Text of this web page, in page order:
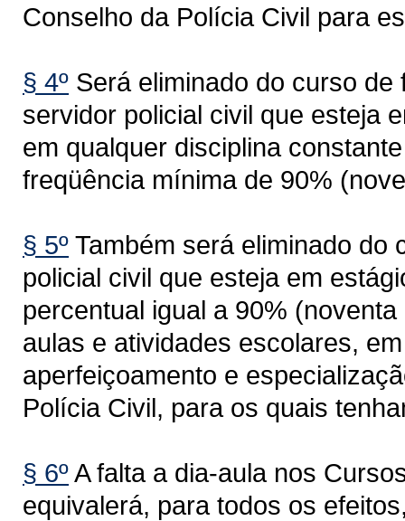
Conselho da Polícia Civil para
§ 4º Será eliminado do curso
servidor policial civil que esteja
em qualquer disciplina
freqüência mínima de 90%
§ 5º Também será eliminado do
policial civil que esteja em
percentual igual a 90%
aulas e atividades escolares,
aperfeiçoamento e
Polícia Civil, para os quais
§ 6ºA falta a dia-aula nos
equivalerá, para todos os